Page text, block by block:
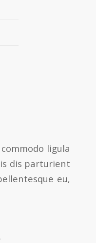
ligula
dis parturient
eu,